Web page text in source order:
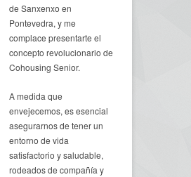
de Sanxenxo en
Pontevedra, y me
complace presentarte el
concepto revolucionario de
Cohousing Senior.
A medida que
envejecemos, es esencial
asegurarnos de tener un
entorno de vida
satisfactorio y saludable,
rodeados de compañía y